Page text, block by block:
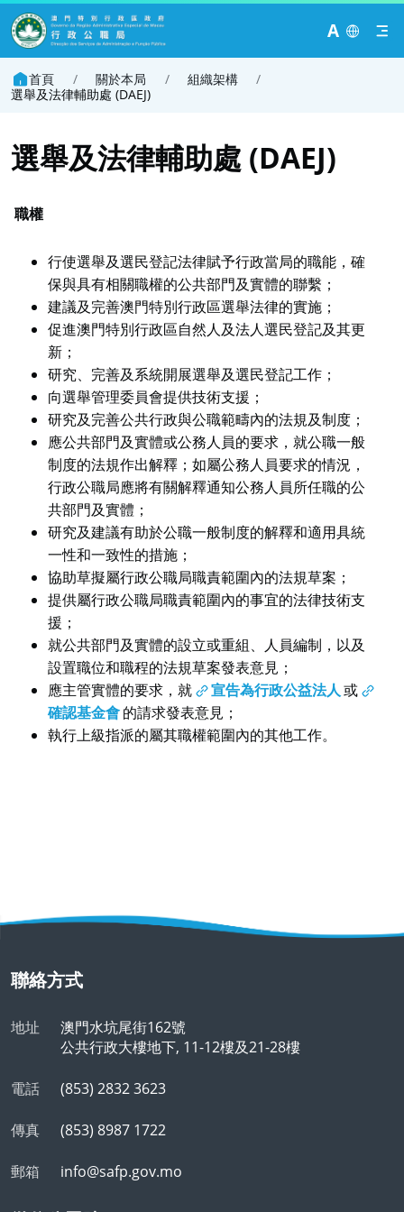
A
首頁 / 關於本局 / 組織架構
/
選舉及法律輔助處 (DAEJ)
選舉及法律輔助處 (DAEJ)
職權
行使選舉及選民登記法律賦予行政當局的職能，確
保與具有相關職權的公共部門及實體的聯繫；
建議及完善澳門特別行政區選舉法律的實施；
促進澳門特別行政區自然人及法人選民登記及其更
新；
研究、完善及系統開展選舉及選民登記工作；
向選舉管理委員會提供技術支援；
研究及完善公共行政與公職範疇內的法規及制度；
應公共部門及實體或公務人員的要求，就公職一般
制度的法規作出解釋；如屬公務人員要求的情況，
行政公職局應將有關解釋通知公務人員所任職的公
共部門及實體；
研究及建議有助於公職一般制度的解釋和適用具統
一性和一致性的措施；
協助草擬屬行政公職局職責範圍內的法規草案；
提供屬行政公職局職責範圍內的事宜的法律技術支
援；
就公共部門及實體的設立或重組、人員編制，以及
設置職位和職程的法規草案發表意見；
應主管實體的要求，就
宣告為行政公益法人或
確認基金會的請求發表意見；
執行上級指派的屬其職權範圍內的其他工作。
聯絡方式
地址
澳門水坑尾街162號
公共行政大樓地下, 11-12樓及21-28樓
電話 (853) 2832 3623
傳真 (853) 8987 1722
郵箱 info@safp.gov.mo